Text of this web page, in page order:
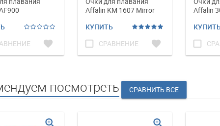
favorite
Affalin KM 1607 Mirror
КУПИТЬ
check_box_outline_blank СРАВНЕНИЕ favorite
Affalin
check_box_outline_blank
посмотреть
zoom_in zoom_in